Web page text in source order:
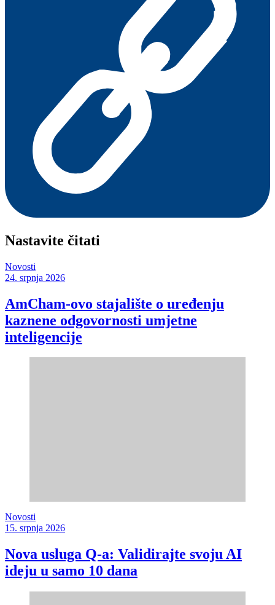
Nastavite čitati
Novosti
24. srpnja 2026
AmCham-ovo stajalište o uređenju
kaznene odgovornosti umjetne
inteligencije
Novosti
15. srpnja 2026
Nova usluga Q-a: Validirajte svoju AI
ideju u samo 10 dana